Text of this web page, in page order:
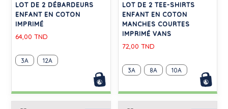
LOT DE 2 DÉBARDEURS
ENFANT EN COTON
IMPRIMÉ
64,00 TND
3A 12A
LOT DE 2 TEE-SHIRTS
ENFANT EN COTON
MANCHES COURTES
IMPRIMÉ VANS
72,00 TND
3A 8A 10A